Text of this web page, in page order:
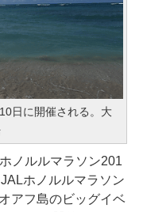
日に開催される。大
ノルルマラソン201
ホノルルマラソン
アフ島のビッグイベ